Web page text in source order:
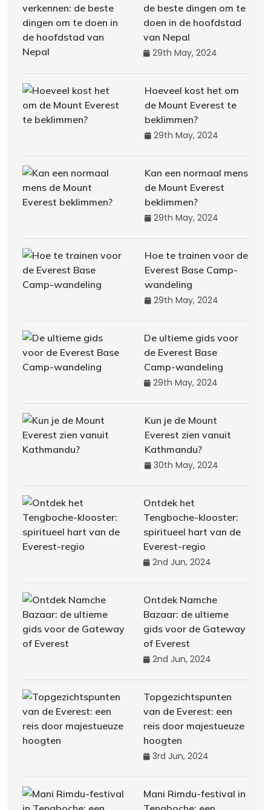
de beste dingen om te
doen in de hoofdstad
van Nepal
29th May, 2024
Hoeveel kost het om
de Mount Everest te
beklimmen?
29th May, 2024
Kan een normaal mens
de Mount Everest
beklimmen?
29th May, 2024
Hoe te trainen voor de
Everest Base Camp-
wandeling
29th May, 2024
De ultieme gids voor
de Everest Base
Camp-wandeling
29th May, 2024
Kun je de Mount
Everest zien vanuit
Kathmandu?
30th May, 2024
Ontdek het
Tengboche-klooster:
spiritueel hart van de
Everest-regio
2nd Jun, 2024
Ontdek Namche
Bazaar: de ultieme
gids voor de Gateway
of Everest
2nd Jun, 2024
Topgezichtspunten
van de Everest: een
reis door majestueuze
hoogten
3rd Jun, 2024
Mani Rimdu-festival in